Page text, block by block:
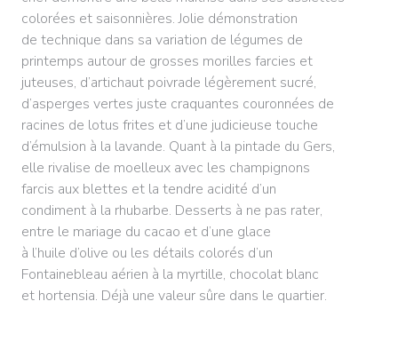
colorées et saisonnières. Jolie démonstration
de technique dans sa variation de légumes de
printemps autour de grosses morilles farcies et
juteuses, d’artichaut poivrade légèrement sucré,
d’asperges vertes juste craquantes couronnées de
racines de lotus frites et d’une judicieuse touche
d’émulsion à la lavande. Quant à la pintade du Gers,
elle rivalise de moelleux avec les champignons
farcis aux blettes et la tendre acidité d’un
condiment à la rhubarbe. Desserts à ne pas rater,
entre le mariage du cacao et d’une glace
à l’huile d’olive ou les détails colorés d’un
Fontainebleau aérien à la myrtille, chocolat blanc
et hortensia. Déjà une valeur sûre dans le quartier.